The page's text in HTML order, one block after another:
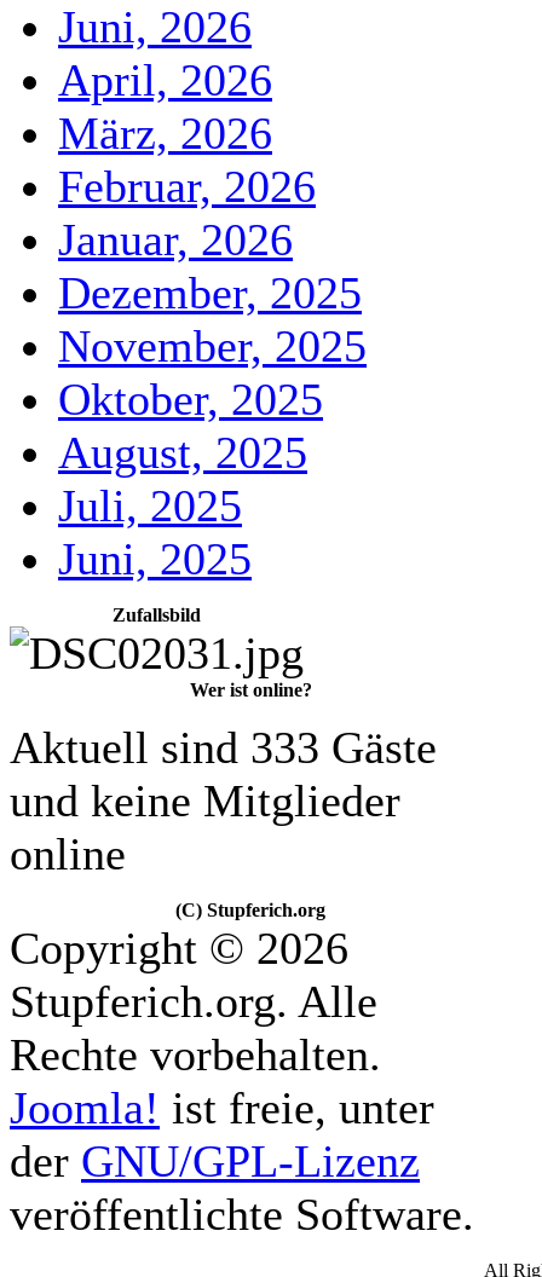
Juni, 2026
April, 2026
März, 2026
Februar, 2026
Januar, 2026
Dezember, 2025
November, 2025
Oktober, 2025
August, 2025
Juli, 2025
Juni, 2025
Zufallsbild
Wer ist online?
Aktuell sind 333 Gäste
und keine Mitglieder
online
(C) Stupferich.org
Copyright © 2026
Stupferich.org. Alle
Rechte vorbehalten.
Joomla! ist freie, unter
der GNU/GPL-Lizenz
veröffentlichte Software.
All